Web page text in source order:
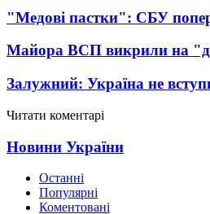
"Медові пастки": СБУ
Майора ВСП викрили на
Залужний: Україна не
Читати коментарі
Новини України
Останні
Популярні
Коментовані